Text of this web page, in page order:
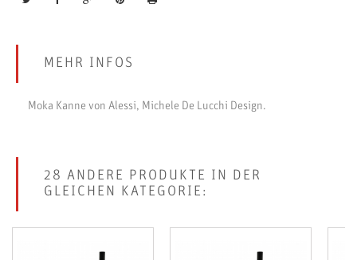
MEHR INFOS
Moka Kanne von Alessi, Michele De Lucchi Design.
28 ANDERE PRODUKTE IN DER
GLEICHEN KATEGORIE: